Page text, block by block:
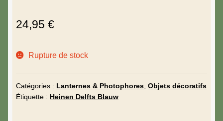
24,95 €
Rupture de stock
Catégories : Lanternes & Photophores Objets décoratifs
Étiquette : Heinen Delfts Blauw